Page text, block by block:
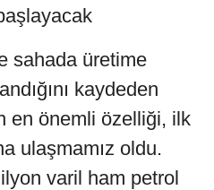
sahada üretime
kaydeden
en önemli özelliği, ilk
ulaşmamız oldu.
varil ham petrol